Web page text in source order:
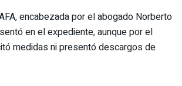
encabezada por el abogado Norberto
en el expediente, aunque por el
medidas ni presentó descargos de